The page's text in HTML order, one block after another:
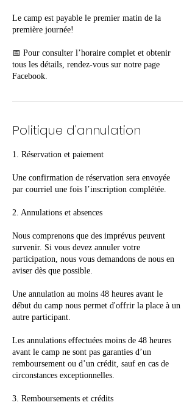
Le camp est payable le premier matin de la
première journée!
📅 Pour consulter l’horaire complet et obtenir
tous les détails, rendez-vous sur notre page
Facebook.
Politique d'annulation
1. Réservation et paiement
Une confirmation de réservation sera envoyée
par courriel une fois l’inscription complétée.
2. Annulations et absences
Nous comprenons que des imprévus peuvent
survenir. Si vous devez annuler votre
participation, nous vous demandons de nous en
aviser dès que possible.
Une annulation au moins 48 heures avant le
début du camp nous permet d'offrir la place à un
autre participant.
Les annulations effectuées moins de 48 heures
avant le camp ne sont pas garanties d’un
remboursement ou d’un crédit, sauf en cas de
circonstances exceptionnelles.
3. Remboursements et crédits